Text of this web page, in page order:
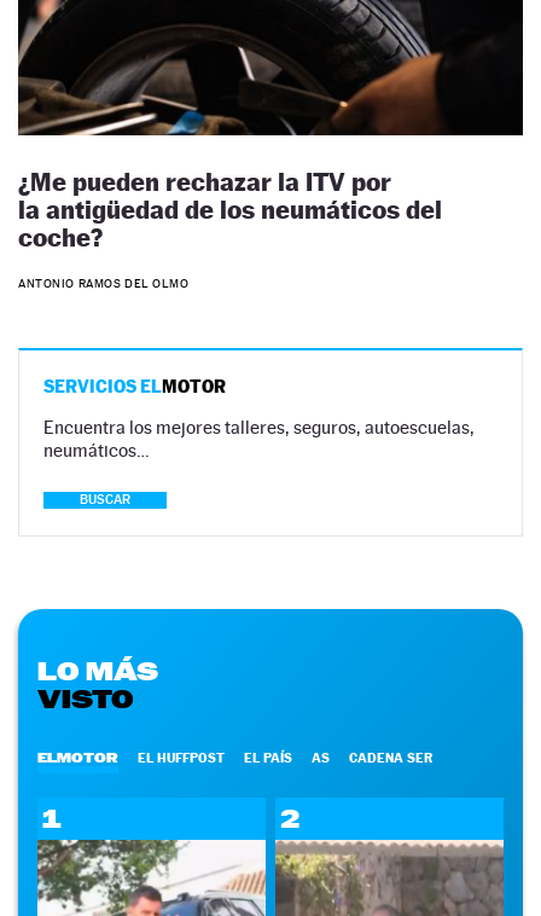
¿Me pueden rechazar la ITV por
la antigüedad de los neumáticos del
coche?
ANTONIO RAMOS DEL OLMO
SERVICIOS ELMOTOR
Encuentra los mejores talleres, seguros, autoescuelas,
neumáticos…
BUSCAR
LO MÁS
VISTO
ELMOTOR EL HUFFPOST EL PAÍS AS CADENA SER
1 2